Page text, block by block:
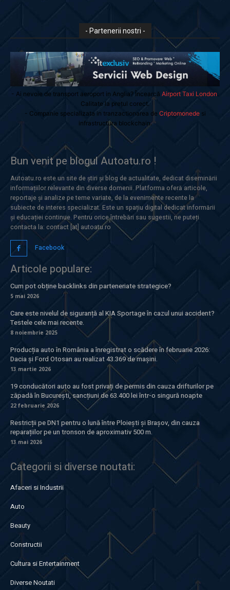
- Partenerii nostri -
- Ai nevoie de transport aeroport in Anglia? Încearcă Airport Taxi London
Calitate la prețul corect.
- Companie specializata in tranzactionarea de Criptomonedesi
infrastructura blockchain.
Bun venit pe blogul Autoatu.ro !
Autoatu.ro este un site de știri și blog de actualitate, dedicat diseminării
informațiilor relevante din diverse domenii. Platforma oferă articole,
reportaje și analize pe teme variate, de la evenimente recente la
subiecte de interes specializat. Este un spațiu digital dedicat informării
și educației continue. Pentru orice întrebări sau sugestii, ne puteți
contacta la: contact [at] autoatu.ro
Facebook
Articole populare:
Cum pot obține backlinks din parteneriate strategice?
5 mai 2026
Care este nivelul de siguranță al KIA Sportage în cazul unui accident?
Testele cele mai recente.
8 noiembrie 2025
Producția auto în România a înregistrat o scădere în februarie 2026:
Dacia și Ford Otosan au realizat 43.369 de mașini.
13 martie 2026
19 conducători auto au fost privați de permis din cauza drifturilor pe
zăpadă în București, sancțiuni de 63.400 lei într-o singură noapte
22 februarie 2026
Restricții pe DN1 pentru o lună între Ploiești și Brașov, din cauza
reparațiilor pe un tronson de aproximativ 500 m.
13 mai 2026
Categorii si diverse noutati:
Afaceri si Industrii
Auto
Beauty
Constructii
Cultura si Entertainment
Diverse Noutati